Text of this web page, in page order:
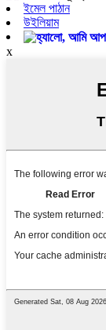
ইমেল পাঠান
উইলিয়াম
x